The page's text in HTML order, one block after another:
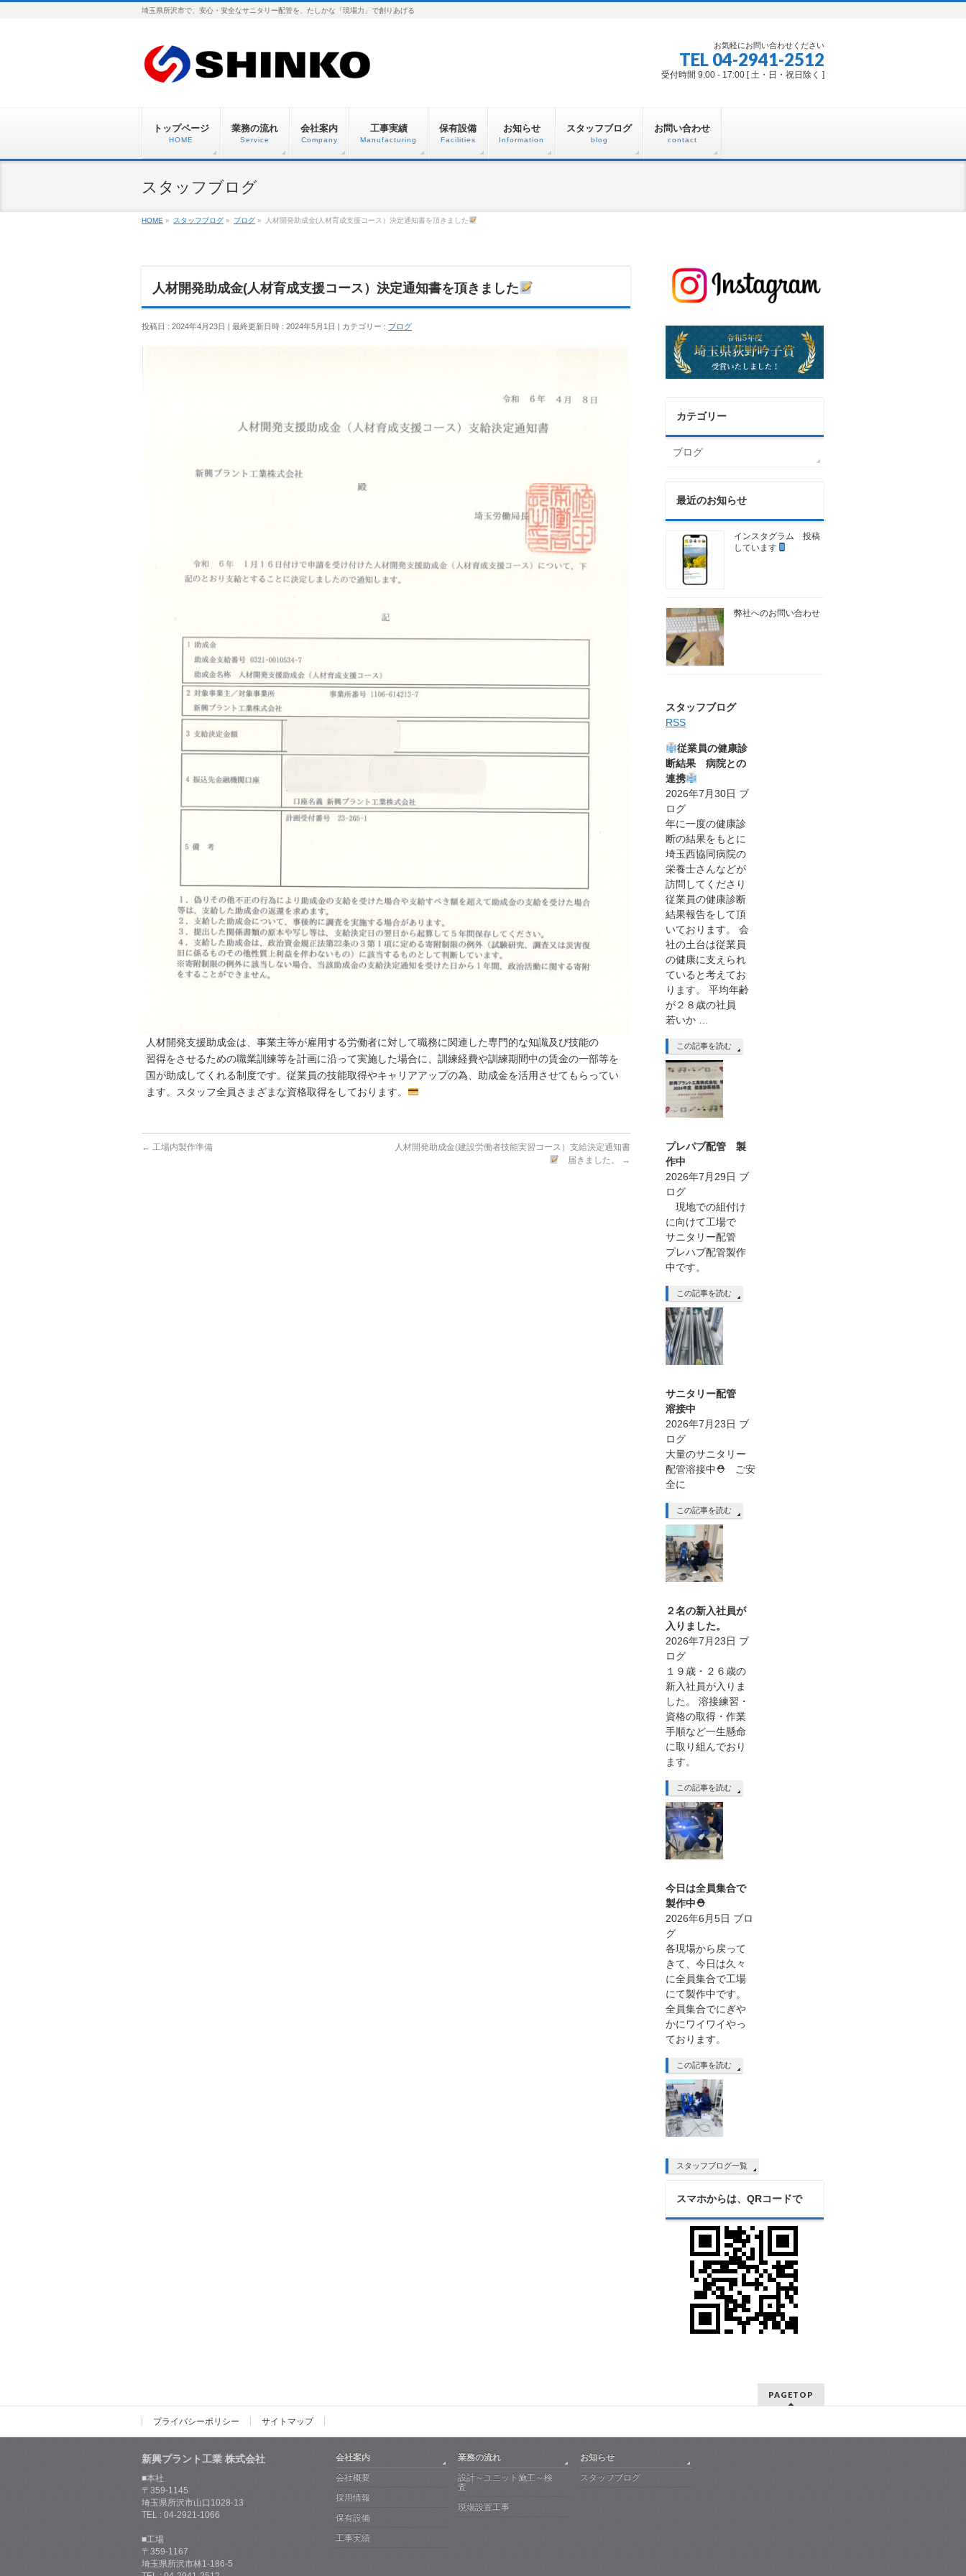
埼玉県所沢市で、安心・安全なサニタリー配管を、たしかな「現場力」で創りあげる
お気軽にお問い合わせください
TEL 04-2941-2512
受付時間 9:00 - 17:00 [ 土・日・祝日除く ]
トップページ
HOME
業務の流れ
Service
会社案内
Company
工事実績
Manufacturing
保有設備
Facilities
お知らせ
Information
スタッフブログ
blog
お問い合わせ
contact
スタッフブログ
HOME » スタッフブログ » ブログ » 人材開発助成金(人材育成支援コース）決定通知書を頂きました
人材開発助成金(人材育成支援コース）決定通知書を頂きました
投稿日 : 2024年4月23日 最終更新日時 : 2024年5月1日 カテゴリー : ブログ
人材開発支援助成金は、事業主等が雇用する労働者に対して職務に関連した専門的な知識及び技能の
習得をさせるための職業訓練等を計画に沿って実施した場合に、訓練経費や訓練期間中の賃金の一部等を
国が助成してくれる制度です。従業員の技能取得やキャリアアップの為、助成金を活用させてもらってい
ます。スタッフ全員さまざまな資格取得をしております。
← 工場内製作準備
人材開発助成金(建設労働者技能実習コース）支給決定通知書
届きました。
→
カテゴリー
ブログ
最近のお知らせ
インスタグラム 投稿
しています
弊社へのお問い合わせ
スタッフブログ
RSS
従業員の健康診
断結果 病院との
連携
2026年7月30日 ブ
ログ
年に一度の健康診
断の結果をもとに
埼玉西協同病院の
栄養士さんなどが
訪問してくださり
従業員の健康診断
結果報告をして頂
いております。 会
社の土台は従業員
の健康に支えられ
ていると考えてお
ります。 平均年齢
が２８歳の社員
若いか …
この記事を読む
プレパブ配管 製
作中
2026年7月29日 ブ
ログ
現地での組付け
に向けて工場で
サニタリー配管
プレハブ配管製作
中です。
この記事を読む
サニタリー配管
溶接中
2026年7月23日 ブ
ログ
大量のサニタリー
配管溶接中⛑ ご安
全に
この記事を読む
２名の新入社員が
入りました。
2026年7月23日 ブ
ログ
１９歳・２６歳の
新入社員が入りま
した。 溶接練習・
資格の取得・作業
手順など一生懸命
に取り組んでおり
ます。
この記事を読む
今日は全員集合で
製作中⛑
2026年6月5日 ブロ
グ
各現場から戻って
きて、今日は久々
に全員集合で工場
にて製作中です。
全員集合でにぎや
かにワイワイやっ
ております。
この記事を読む
スタッフブログ一覧
スマホからは、QRコードで
PAGETOP
プライバシーポリシー サイトマップ
新興プラント工業 株式会社
■本社
〒359-1145
埼玉県所沢市山口1028-13
TEL : 04-2921-1066
■工場
〒359-1167
埼玉県所沢市林1-186-5
会社案内
会社概要
採用情報
保有設備
工事実績
業務の流れ
設計～ユニット施工～検
査
現場設置工事
お知らせ
スタッフブログ